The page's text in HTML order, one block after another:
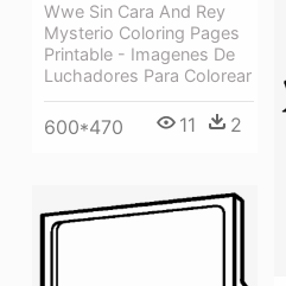
Wwe Sin Cara And Rey
Mysterio Coloring Pages
Printable - Imagenes De
Luchadores Para Colorear
600*470 11 2